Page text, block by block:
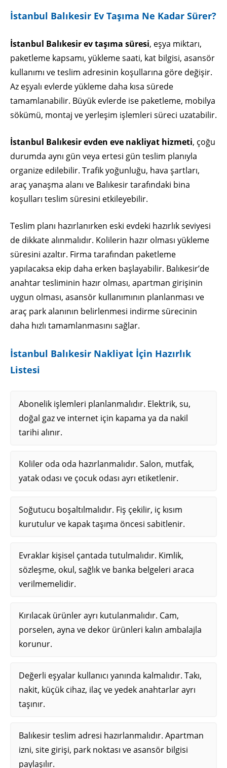
İstanbul Balıkesir Ev Taşıma Ne Kadar Sürer?
İstanbul Balıkesir ev taşıma süresi, eşya miktarı,
paketleme kapsamı, yükleme saati, kat bilgisi, asansör
kullanımı ve teslim adresinin koşullarına göre değişir.
Az eşyalı evlerde yükleme daha kısa sürede
tamamlanabilir. Büyük evlerde ise paketleme, mobilya
sökümü, montaj ve yerleşim işlemleri süreci uzatabilir.
İstanbul Balıkesir evden eve nakliyat hizmeti, çoğu
durumda aynı gün veya ertesi gün teslim planıyla
organize edilebilir. Trafik yoğunluğu, hava şartları,
araç yanaşma alanı ve Balıkesir tarafındaki bina
koşulları teslim süresini etkileyebilir.
Teslim planı hazırlanırken eski evdeki hazırlık seviyesi
de dikkate alınmalıdır. Kolilerin hazır olması yükleme
süresini azaltır. Firma tarafından paketleme
yapılacaksa ekip daha erken başlayabilir. Balıkesir’de
anahtar tesliminin hazır olması, apartman girişinin
uygun olması, asansör kullanımının planlanması ve
araç park alanının belirlenmesi indirme sürecinin
daha hızlı tamamlanmasını sağlar.
İstanbul Balıkesir Nakliyat İçin Hazırlık
Listesi
Abonelik işlemleri planlanmalıdır. Elektrik, su,
doğal gaz ve internet için kapama ya da nakil
tarihi alınır.
Koliler oda oda hazırlanmalıdır. Salon, mutfak,
yatak odası ve çocuk odası ayrı etiketlenir.
Soğutucu boşaltılmalıdır. Fiş çekilir, iç kısım
kurutulur ve kapak taşıma öncesi sabitlenir.
Evraklar kişisel çantada tutulmalıdır. Kimlik,
sözleşme, okul, sağlık ve banka belgeleri araca
verilmemelidir.
Kırılacak ürünler ayrı kutulanmalıdır. Cam,
porselen, ayna ve dekor ürünleri kalın ambalajla
korunur.
Değerli eşyalar kullanıcı yanında kalmalıdır. Takı,
nakit, küçük cihaz, ilaç ve yedek anahtarlar ayrı
taşınır.
Balıkesir teslim adresi hazırlanmalıdır. Apartman
izni, site girişi, park noktası ve asansör bilgisi
paylaşılır.